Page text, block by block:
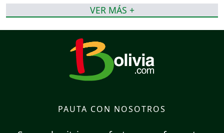
VER MÁS +
PAUTA CON NOSOTROS